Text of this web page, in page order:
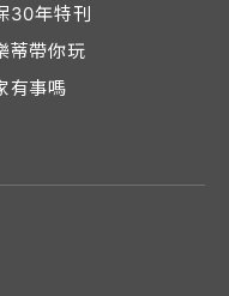
30年特刊
蒂帶你玩
有事嗎